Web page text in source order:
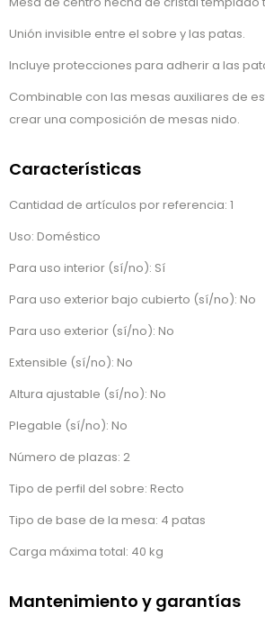
Unión invisible entre el sobre y las patas.
Incluye protecciones para adherir a las
Combinable con las mesas auxiliares de
crear una composición de mesas nido.
Características
Cantidad de artículos por referencia: 1
Uso: Doméstico
Para uso interior (sí/no): Sí
Para uso exterior bajo cubierto (sí/no): No
Para uso exterior (sí/no): No
Extensible (sí/no): No
Altura ajustable (sí/no): No
Plegable (sí/no): No
Número de plazas: 2
Tipo de perfil del sobre: Recto
Tipo de base de la mesa: 4 patas
Carga máxima total: 40 kg
Mantenimiento y garantías